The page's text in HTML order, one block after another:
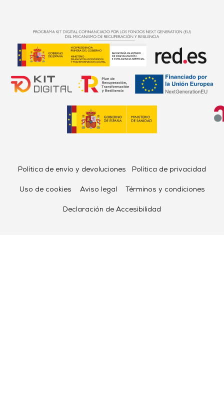
Política de envío y devoluciones Política de privacidad
Uso de cookies Aviso legal Términos y condiciones
Declaración de Accesibilidad